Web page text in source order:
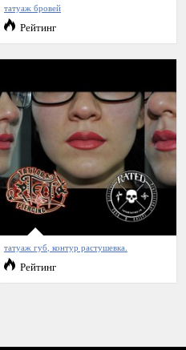
татуаж бровей
Рейтинг
татуаж губ, контур растушевка.
Рейтинг